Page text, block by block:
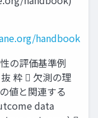
handbook
の評価基準例
粋  欠測の理
値と関連する
data